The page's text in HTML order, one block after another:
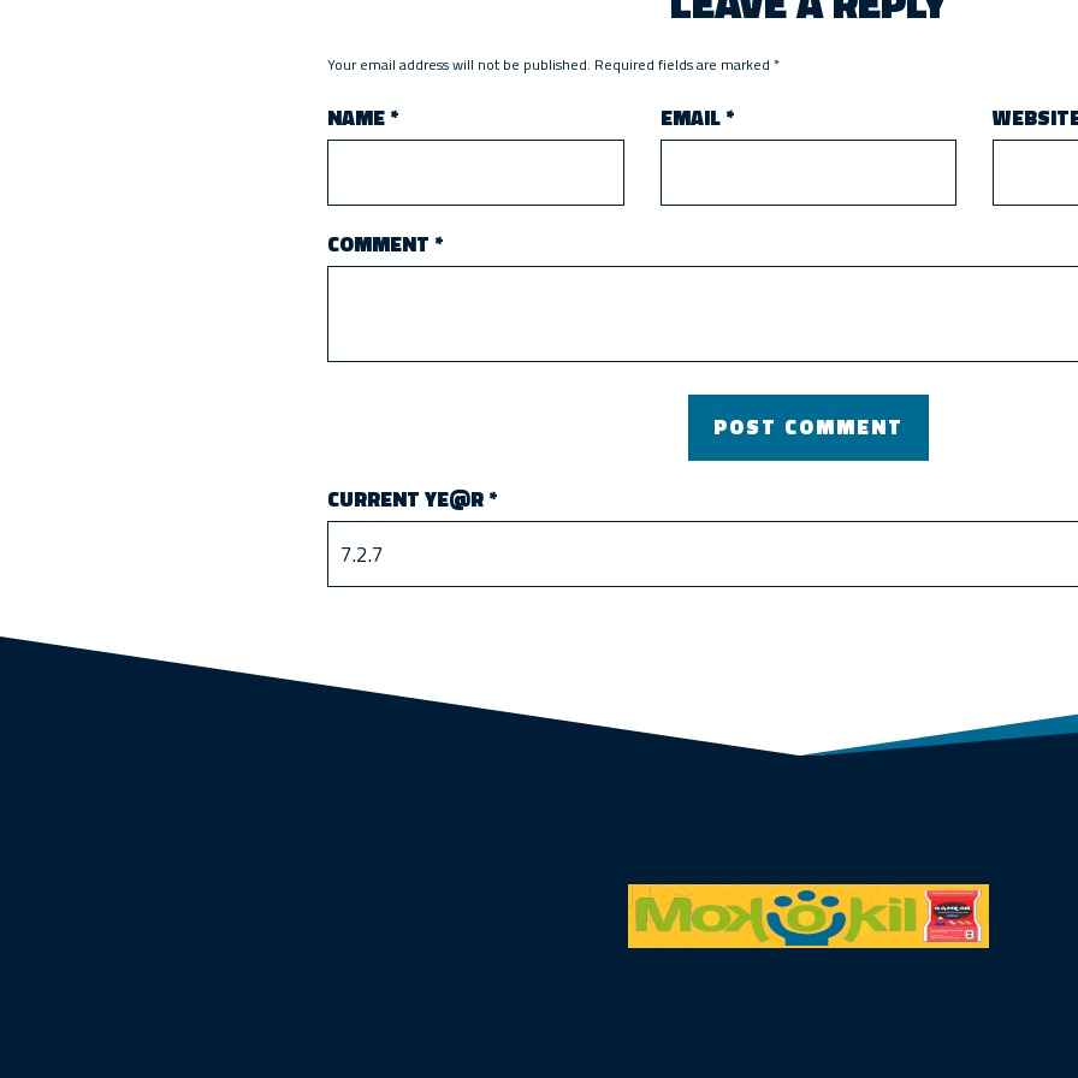
Your email address will not be published. Required fields are marked *
NAME* EMAIL*
COMMENT *
CURRENT YE@R*